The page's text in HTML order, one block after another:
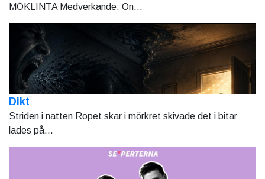
MÖKLINTA Medverkande: On...
Dikt
Striden i natten Ropet skar i mörkret skivade det i bitar
lades på...